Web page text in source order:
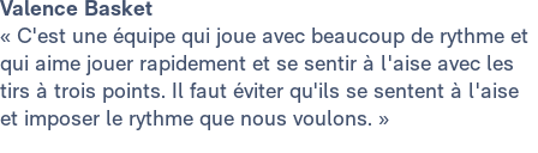
Valence Basket
« C'est une équipe qui joue avec beaucoup de rythme et
qui aime jouer rapidement et se sentir à l'aise avec les
tirs à trois points. Il faut éviter qu'ils se sentent à l'aise
et imposer le rythme que nous voulons. »